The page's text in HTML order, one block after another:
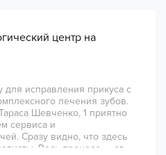
центр на
для исправления прикуса с
лечения зубов.
Шевченко, 1 приятно
сервиса и
Сразу видно, что здесь
Весь процесс — от